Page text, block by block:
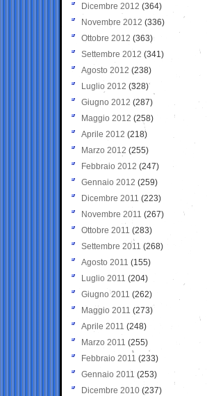
Dicembre 2012 (364)
Novembre 2012 (336)
Ottobre 2012 (363)
Settembre 2012 (341)
Agosto 2012 (238)
Luglio 2012 (328)
Giugno 2012 (287)
Maggio 2012 (258)
Aprile 2012 (218)
Marzo 2012 (255)
Febbraio 2012 (247)
Gennaio 2012 (259)
Dicembre 2011 (223)
Novembre 2011 (267)
Ottobre 2011 (283)
Settembre 2011 (268)
Agosto 2011 (155)
Luglio 2011 (204)
Giugno 2011 (262)
Maggio 2011 (273)
Aprile 2011 (248)
Marzo 2011 (255)
Febbraio 2011 (233)
Gennaio 2011 (253)
Dicembre 2010 (237)